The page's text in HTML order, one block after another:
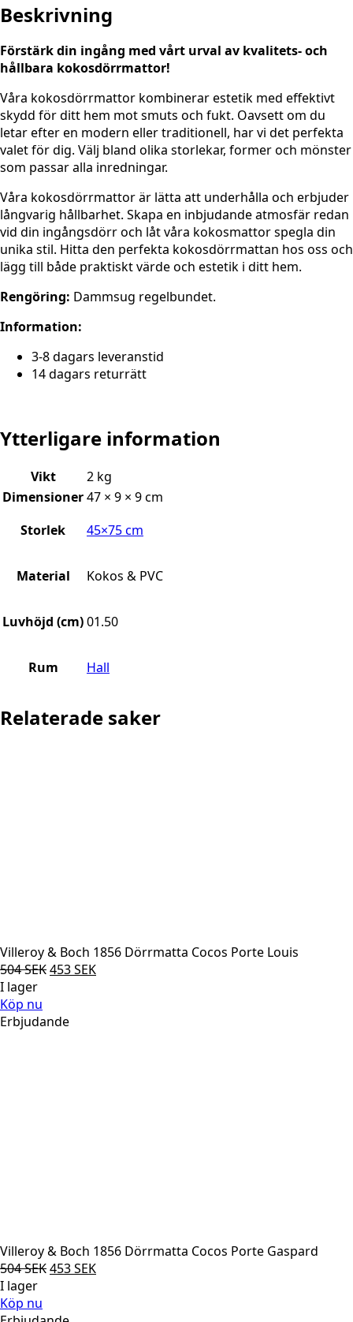
Beskrivning
Förstärk din ingång med vårt urval av kvalitets- och
hållbara kokosdörrmattor!
Våra kokosdörrmattor kombinerar estetik med effektivt
skydd för ditt hem mot smuts och fukt. Oavsett om du
letar efter en modern eller traditionell, har vi det perfekta
valet för dig. Välj bland olika storlekar, former och mönster
som passar alla inredningar.
Våra kokosdörrmattor är lätta att underhålla och erbjuder
långvarig hållbarhet. Skapa en inbjudande atmosfär redan
vid din ingångsdörr och låt våra kokosmattor spegla din
unika stil. Hitta den perfekta kokosdörrmattan hos oss och
lägg till både praktiskt värde och estetik i ditt hem.
Rengöring: Dammsug regelbundet.
Information:
3-8 dagars leveranstid
14 dagars returrätt
Ytterligare information
Vikt
2 kg
Dimensioner47 × 9 × 9 cm
Storlek
45×75 cm
Material Kokos & PVC
Luvhöjd (cm)01.50
Rum Hall
Relaterade saker
Villeroy & Boch 1856 Dörrmatta Cocos Porte Louis
504SEKDet
var:
453SEKDet
I lager
Köp nu
Erbjudande
Villeroy & Boch 1856 Dörrmatta Cocos Porte Gaspard
504SEKDet
453SEKDet
I lager
Köp nu